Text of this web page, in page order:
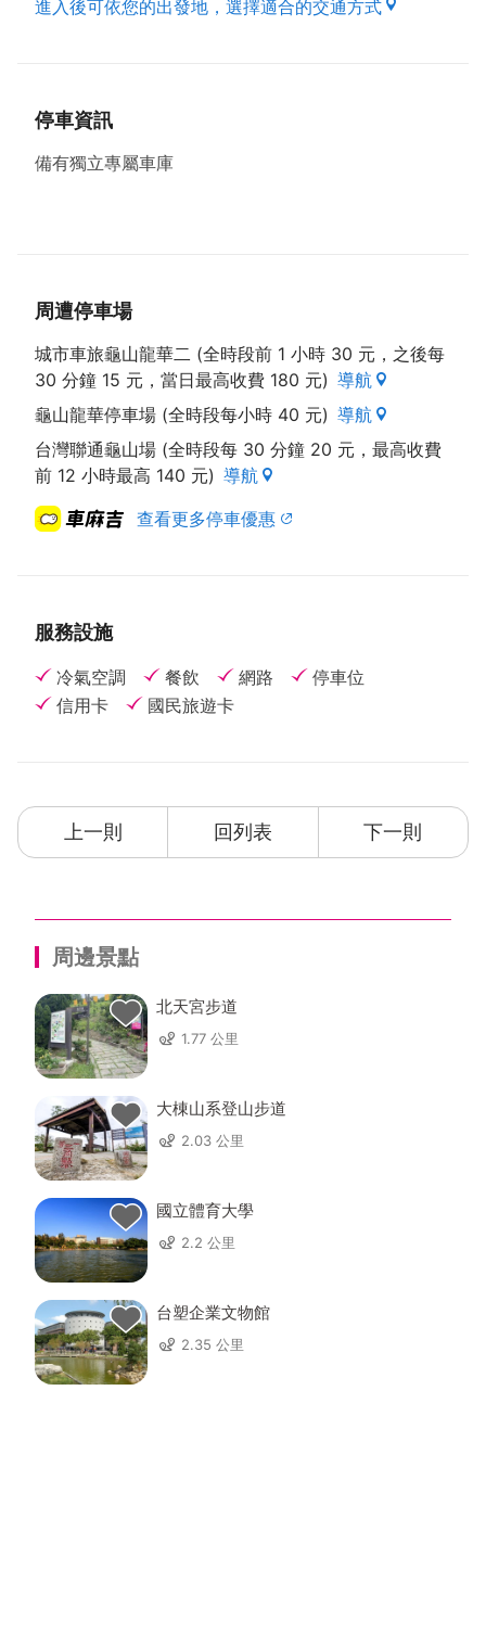
進入後可依您的出發地，選擇適合的交通方式
停車資訊
備有獨立專屬車庫
周遭停車場
城市車旅龜山龍華二 (全時段前 1 小時 30 元，之後每
30 分鐘 15 元，當日最高收費 180 元) 導航
龜山龍華停車場 (全時段每小時 40 元) 導航
台灣聯通龜山場 (全時段每 30 分鐘 20 元，最高收費
前 12 小時最高 140 元) 導航
查看更多停車優惠
服務設施
冷氣空調 餐飲 網路
停車位
信用卡
國民旅遊卡
上一則 回列表 下一則
周邊景點
北天宮步道
1.77 公里
大棟山系登山步道
2.03 公里
國立體育大學
2.2 公里
台塑企業文物館
2.35 公里